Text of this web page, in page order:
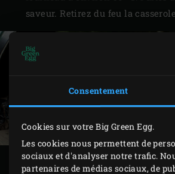
Consentement
Cookies sur votre Big Green Egg.
Les cookies nous permettent de
sociaux et d'analyser notre trafic.
partenaires de médias sociaux, de
saveur. Retirez du feu la